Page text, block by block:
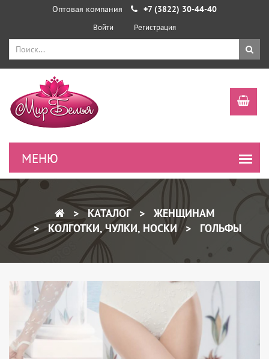
Оптовая компания +7 (3822) 30-44-40
Войти Регистрация
КАТАЛОГ
ЖЕНЩИНАМ
КОЛГОТКИ, ЧУЛКИ, НОСКИ
ГОЛЬФЫ